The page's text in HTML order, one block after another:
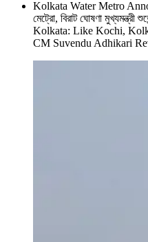
Kolkata Water Metro
মেট্রো, বিরাট ঘোষণা
Kolkata: Like Kochi,
CM Suvendu Adhikari